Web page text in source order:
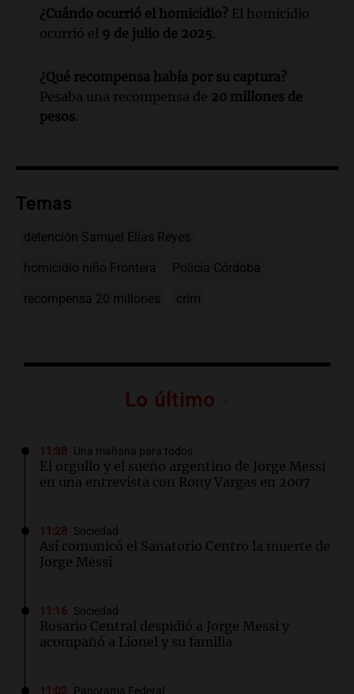
¿Cuándo ocurrió el homicidio? El homicidio
ocurrió el 9 de julio de 2025.
¿Qué recompensa había por su captura?
Pesaba una recompensa de 20 millones de
pesos.
Temas
detención Samuel Elías Reyes
homicidio niño Frontera Policía Córdoba
recompensa 20 millones crim
Lo último
11:38 Una mañana para todos
El orgullo y el sueño argentino de Jorge Messi
en una entrevista con Rony Vargas en 2007
11:28 Sociedad
Así comunicó el Sanatorio Centro la muerte de
Jorge Messi
11:16 Sociedad
Rosario Central despidió a Jorge Messi y
acompañó a Lionel y su familia
11:02 Panorama Federal